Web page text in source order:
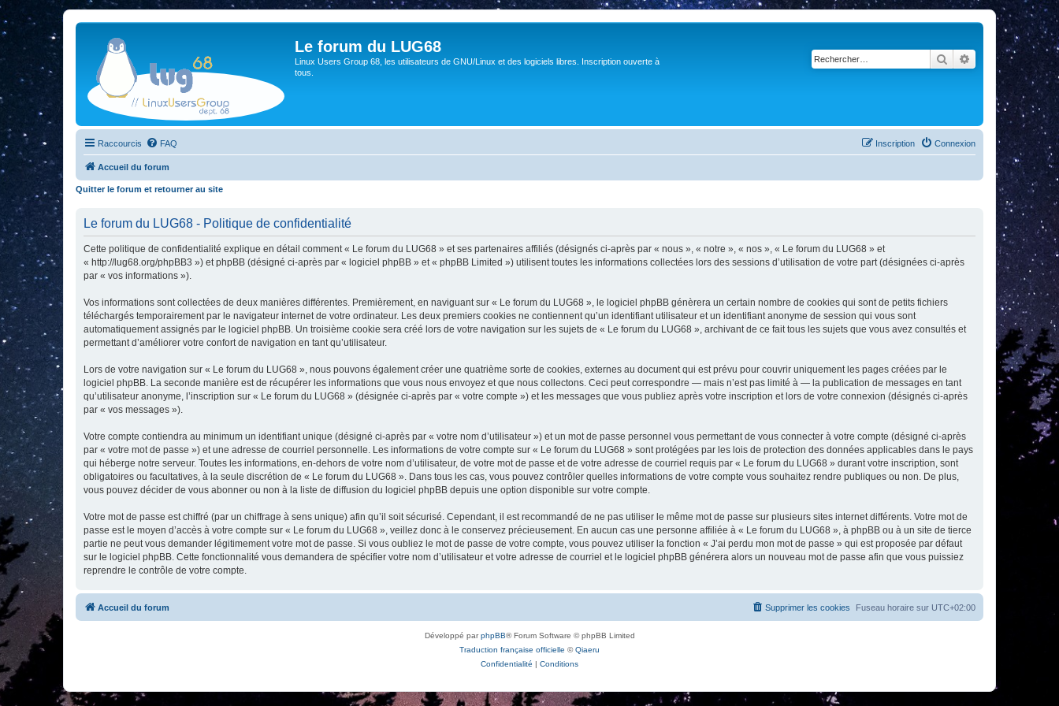
Le forum du LUG68
Linux Users Group 68, les utilisateurs de GNU/Linux et des logiciels libres. Inscription ouverte à
tous.
RechercherRecherche
Raccourcis FAQ Connexion
Inscription
Accueil du forum
Quitter le forum et retourner au site
Le forum du LUG68 - Politique de confidentialité
Cette politique de confidentialité explique en détail comment « Le forum du LUG68 » et ses partenaires affiliés (désignés ci-après par « nous », « notre », « nos », « Le forum du LUG68 » et
« http://lug68.org/phpBB3 ») et phpBB (désigné ci-après par « logiciel phpBB » et « phpBB Limited ») utilisent toutes les informations collectées lors des sessions d’utilisation de votre part (désignées ci-après
par « vos informations »).
Vos informations sont collectées de deux manières différentes. Premièrement, en naviguant sur « Le forum du LUG68 », le logiciel phpBB génèrera un certain nombre de cookies qui sont de petits fichiers
téléchargés temporairement par le navigateur internet de votre ordinateur. Les deux premiers cookies ne contiennent qu’un identifiant utilisateur et un identifiant anonyme de session qui vous sont
automatiquement assignés par le logiciel phpBB. Un troisième cookie sera créé lors de votre navigation sur les sujets de « Le forum du LUG68 », archivant de ce fait tous les sujets que vous avez consultés et
permettant d’améliorer votre confort de navigation en tant qu’utilisateur.
Lors de votre navigation sur « Le forum du LUG68 », nous pouvons également créer une quatrième sorte de cookies, externes au document qui est prévu pour couvrir uniquement les pages créées par le
logiciel phpBB. La seconde manière est de récupérer les informations que vous nous envoyez et que nous collectons. Ceci peut correspondre — mais n’est pas limité à — la publication de messages en tant
qu’utilisateur anonyme, l’inscription sur « Le forum du LUG68 » (désignée ci-après par « votre compte ») et les messages que vous publiez après votre inscription et lors de votre connexion (désignés ci-après
par « vos messages »).
Votre compte contiendra au minimum un identifiant unique (désigné ci-après par « votre nom d’utilisateur ») et un mot de passe personnel vous permettant de vous connecter à votre compte (désigné ci-après
par « votre mot de passe ») et une adresse de courriel personnelle. Les informations de votre compte sur « Le forum du LUG68 » sont protégées par les lois de protection des données applicables dans le pays
qui héberge notre serveur. Toutes les informations, en-dehors de votre nom d’utilisateur, de votre mot de passe et de votre adresse de courriel requis par « Le forum du LUG68 » durant votre inscription, sont
obligatoires ou facultatives, à la seule discrétion de « Le forum du LUG68 ». Dans tous les cas, vous pouvez contrôler quelles informations de votre compte vous souhaitez rendre publiques ou non. De plus,
vous pouvez décider de vous abonner ou non à la liste de diffusion du logiciel phpBB depuis une option disponible sur votre compte.
Votre mot de passe est chiffré (par un chiffrage à sens unique) afin qu’il soit sécurisé. Cependant, il est recommandé de ne pas utiliser le même mot de passe sur plusieurs sites internet différents. Votre mot de
passe est le moyen d’accès à votre compte sur « Le forum du LUG68 », veillez donc à le conservez précieusement. En aucun cas une personne affiliée à « Le forum du LUG68 », à phpBB ou à un site de tierce
partie ne peut vous demander légitimement votre mot de passe. Si vous oubliez le mot de passe de votre compte, vous pouvez utiliser la fonction « J’ai perdu mon mot de passe » qui est proposée par défaut
sur le logiciel phpBB. Cette fonctionnalité vous demandera de spécifier votre nom d’utilisateur et votre adresse de courriel et le logiciel phpBB générera alors un nouveau mot de passe afin que vous puissiez
reprendre le contrôle de votre compte.
Accueil du forum Fuseau horaire sur UTC+02:00
Supprimer les cookies
Développé parphpBB® Forum Software © phpBB Limited
Traduction française officielle ©Qiaeru
Confidentialité | Conditions